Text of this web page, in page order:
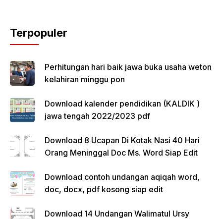
Terpopuler
Perhitungan hari baik jawa buka usaha weton
kelahiran minggu pon
Download kalender pendidikan (KALDIK )
jawa tengah 2022/2023 pdf
Download 8 Ucapan Di Kotak Nasi 40 Hari
Orang Meninggal Doc Ms. Word Siap Edit
Download contoh undangan aqiqah word,
doc, docx, pdf kosong siap edit
Download 14 Undangan Walimatul Ursy